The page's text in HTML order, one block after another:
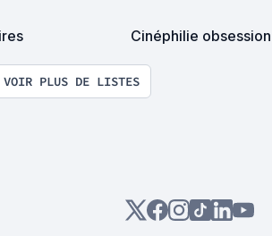
Cinéphilie
VOIR PLUS DE LISTES